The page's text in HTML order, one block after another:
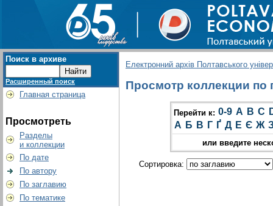
Поиск в архиве
Расширенный поиск
Главная страница
Просмотреть
Разделы
и коллекции
По дате
По автору
По заглавию
По тематике
Електронний архів Полтавського
Просмотр коллекции по
Перейти к: 0-9 A B C
А Б В Г Ґ Д Е Є Ж
или введите
Сортировка: